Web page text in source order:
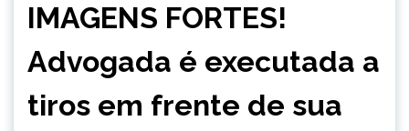
IMAGENS FORTES!
Advogada é executada a
tiros em frente de sua